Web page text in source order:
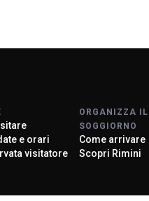
e orari
visitatore
ORGANIZZA IL
SOGGIORNO
Come arrivare
Scopri Rimini